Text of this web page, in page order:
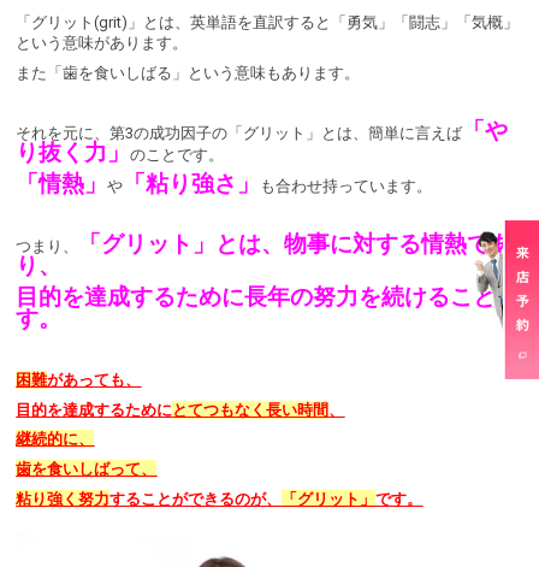
「グリット(grit)」とは、英単語を直訳すると「勇気」「闘志」「気概」
という意味があります。
また「歯を食いしばる」という意味もあります。
それを元に、第3の成功因子の「グリット」とは、簡単に言えば
「や
り抜く力」のことです。
「情熱」や 「粘り強さ」 も合わせ持っています。
つまり、
「グリット」とは、物事に対する情熱であ
り、
目的を達成するために長年の努力を続けることで
す。
困難があっても、
目的を達成するために とてつもなく長い時間、
継続的に、
歯を食いしばって、
粘り強く努力することができるのが、 「グリット」です。